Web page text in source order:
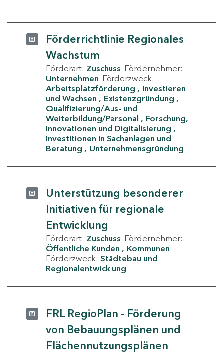
Förderrichtlinie Regionales
Wachstum
Förderart: Zuschuss Fördernehmer:
Unternehmen Förderzweck:
Arbeitsplatzförderung
Investieren
und Wachsen
Existenzgründung
Qualifizierung/Aus- und
Weiterbildung/Personal
Forschung,
Innovationen und Digitalisierung
Investitionen in Sachanlagen und
Beratung
Unternehmensgründung
Unterstützung besonderer
Initiativen für regionale
Entwicklung
Förderart: Zuschuss Fördernehmer:
Öffentliche Kunden
Kommunen
Förderzweck: Städtebau und
Regionalentwicklung
FRL RegioPlan - Förderung
von Bebauungsplänen und
Flächennutzungsplänen